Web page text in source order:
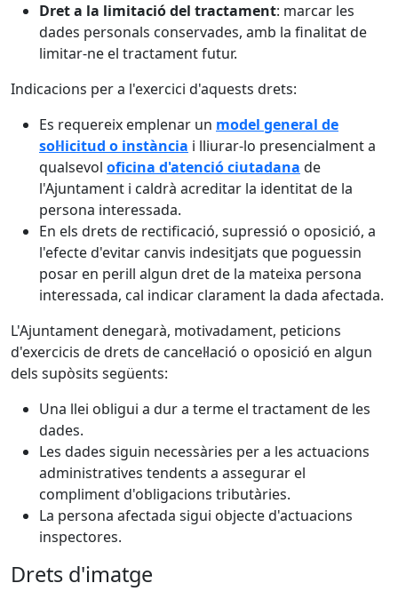
Dret a la limitació del tractament: marcar les
dades personals conservades, amb la finalitat de
limitar-ne el tractament futur.
Indicacions per a l'exercici d'aquests drets:
Es requereix emplenar un model general de
sol·licitud o instància i lliurar-lo presencialment a
qualsevol oficina d'atenció ciutadana de
l'Ajuntament i caldrà acreditar la identitat de la
persona interessada.
En els drets de rectificació, supressió o oposició, a
l'efecte d'evitar canvis indesitjats que poguessin
posar en perill algun dret de la mateixa persona
interessada, cal indicar clarament la dada afectada.
L'Ajuntament denegarà, motivadament, peticions
d'exercicis de drets de cancel·lació o oposició en algun
dels supòsits següents:
Una llei obligui a dur a terme el tractament de les
dades.
Les dades siguin necessàries per a les actuacions
administratives tendents a assegurar el
compliment d'obligacions tributàries.
La persona afectada sigui objecte d'actuacions
inspectores.
Drets d'imatge